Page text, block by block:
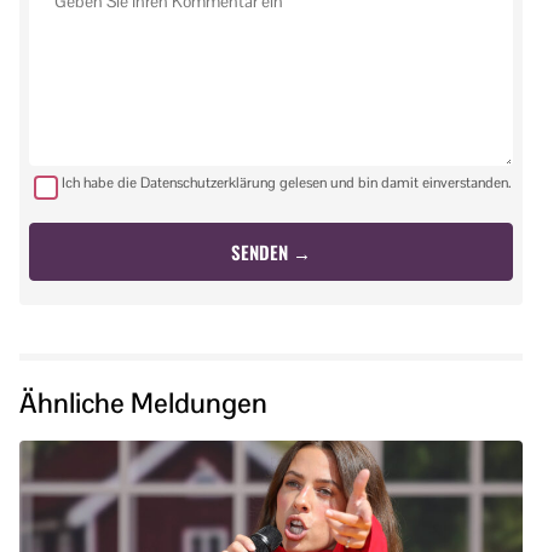
Ich habe die Datenschutzerklärung gelesen und bin damit einverstanden.
Ähnliche Meldungen